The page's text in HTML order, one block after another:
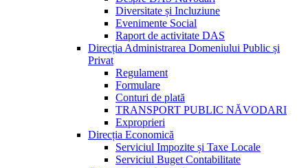
Diversitate și Incluziune
Evenimente Social
Raport de activitate DAS
Direcția Administrarea Domeniului Public și
Privat
Regulament
Formulare
Conturi de plată
TRANSPORT PUBLIC NĂVODARI
Exproprieri
Direcția Economică
Serviciul Impozite și Taxe Locale
Serviciul Buget Contabilitate